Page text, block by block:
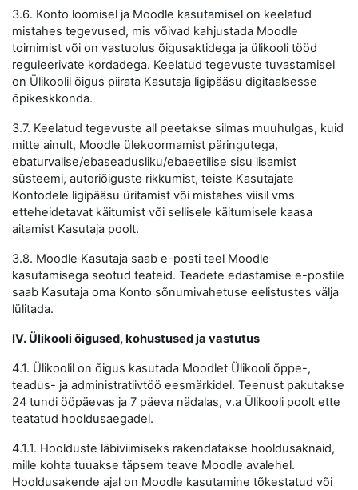
3.6. Konto loomisel ja Moodle kasutamisel on keelatud
mistahes tegevused, mis võivad kahjustada Moodle
toimimist või on vastuolus õigusaktidega ja ülikooli tööd
reguleerivate kordadega. Keelatud tegevuste tuvastamisel
on Ülikoolil õigus piirata Kasutaja ligipääsu digitaalsesse
õpikeskkonda.
3.7. Keelatud tegevuste all peetakse silmas muuhulgas, kuid
mitte ainult, Moodle ülekoormamist päringutega,
ebaturvalise/ebaseadusliku/ebaeetilise sisu lisamist
süsteemi, autoriõiguste rikkumist, teiste Kasutajate
Kontodele ligipääsu üritamist või mistahes viisil vms
etteheidetavat käitumist või sellisele käitumisele kaasa
aitamist Kasutaja poolt.
3.8. Moodle Kasutaja saab e-posti teel Moodle
kasutamisega seotud teateid. Teadete edastamise e-postile
saab Kasutaja oma Konto sõnumivahetuse eelistustes välja
lülitada.
IV. Ülikooli õigused, kohustused ja vastutus
4.1. Ülikoolil on õigus kasutada Moodlet Ülikooli õppe-,
teadus- ja administratiivtöö eesmärkidel. Teenust pakutakse
24 tundi ööpäevas ja 7 päeva nädalas, v.a Ülikooli poolt ette
teatatud hooldusaegadel.
4.1.1. Hoolduste läbiviimiseks rakendatakse hooldusaknaid,
mille kohta tuuakse täpsem teave Moodle avalehel.
Hooldusakende ajal on Moodle kasutamine tõkestatud või